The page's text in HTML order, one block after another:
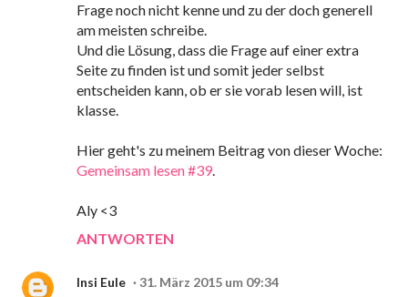
Frage noch nicht kenne und zu der doch generell
am meisten schreibe.
Und die Lösung, dass die Frage auf einer extra
Seite zu finden ist und somit jeder selbst
entscheiden kann, ob er sie vorab lesen will, ist
klasse.
Hier geht's zu meinem Beitrag von dieser Woche:
Gemeinsam lesen #39.
Aly <3
ANTWORTEN
Insi Eule 31. März 2015 um 09:34